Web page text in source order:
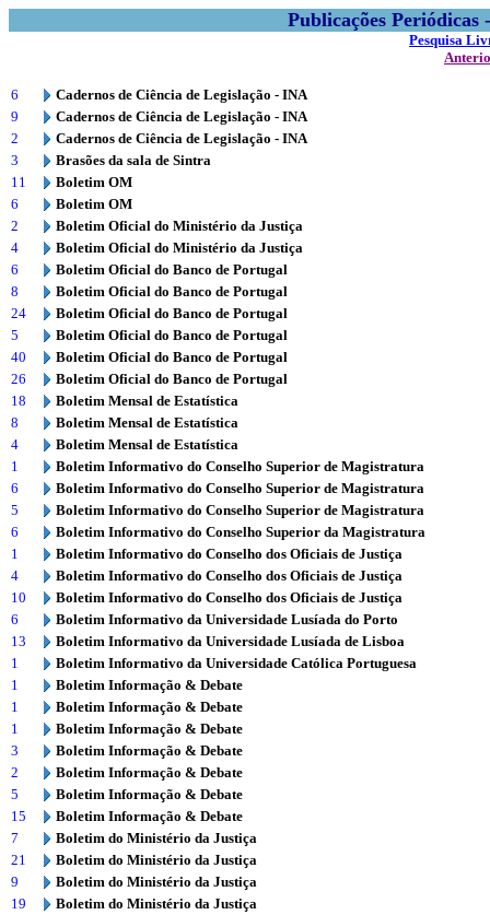
Publicações
Pesquisa
6
Cadernos de Ciência de Legislação - INA
9
Cadernos de Ciência de Legislação - INA
2
Cadernos de Ciência de Legislação - INA
3
Brasões da sala de Sintra
11
Boletim OM
6
Boletim OM
2
Boletim Oficial do Ministério da Justiça
4
Boletim Oficial do Ministério da Justiça
6
Boletim Oficial do Banco de Portugal
8
Boletim Oficial do Banco de Portugal
24
Boletim Oficial do Banco de Portugal
5
Boletim Oficial do Banco de Portugal
40
Boletim Oficial do Banco de Portugal
26
Boletim Oficial do Banco de Portugal
18
Boletim Mensal de Estatística
8
Boletim Mensal de Estatística
4
Boletim Mensal de Estatística
1
Boletim Informativo do Conselho Superior de Magistratura
6
Boletim Informativo do Conselho Superior de Magistratura
5
Boletim Informativo do Conselho Superior de Magistratura
6
Boletim Informativo do Conselho Superior da Magistratura
1
Boletim Informativo do Conselho dos Oficiais de Justiça
4
Boletim Informativo do Conselho dos Oficiais de Justiça
10
Boletim Informativo do Conselho dos Oficiais de Justiça
6
Boletim Informativo da Universidade Lusíada do Porto
13
Boletim Informativo da Universidade Lusíada de Lisboa
1
Boletim Informativo da Universidade Católica Portuguesa
1
Boletim Informação & Debate
1
Boletim Informação & Debate
1
Boletim Informação & Debate
3
Boletim Informação & Debate
2
Boletim Informação & Debate
5
Boletim Informação & Debate
15
Boletim Informação & Debate
7
Boletim do Ministério da Justiça
21
Boletim do Ministério da Justiça
9
Boletim do Ministério da Justiça
19
Boletim do Ministério da Justiça